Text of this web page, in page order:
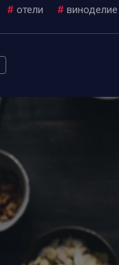
# отели # виноделие